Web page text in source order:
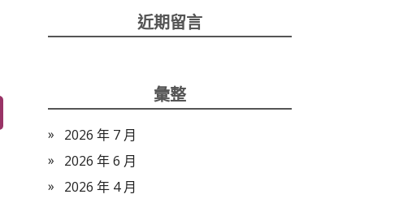
近期留言
彙整
2026 年 7 月
2026 年 6 月
2026 年 4 月